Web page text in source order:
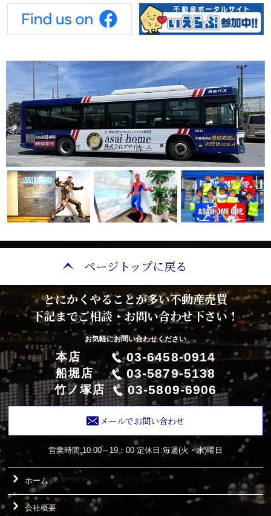
ページトップに戻る
とにかくやることが多い不動産売買
下記までご相談・お問い合わせ下さい！
お気軽にお問い合わせください
本店 03-6458-0914
船堀店 03-5879-5138
竹ノ塚店 03-5809-6906
メールでお問い合わせ
営業時間:10:00～19：00 定休日:毎週(火・水)曜日
ホーム
会社概要